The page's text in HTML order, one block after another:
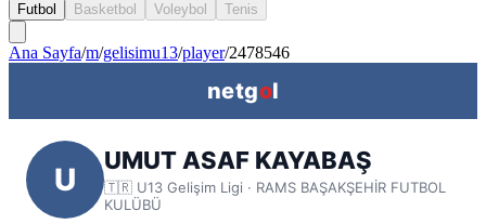
Futbol Basketbol Voleybol Tenis
Ana Sayfa/m/gelisimu13/player/2478546
netgol
U
UMUT ASAF KAYABAŞ
🇹🇷 U13 Gelişim Ligi · RAMS BAŞAKŞEHİR FUTBOL
KULÜBÜ